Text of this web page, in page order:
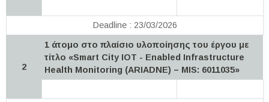
Deadline : 23/03/2026
2
1 άτομο στο πλαίσιο υλοποίησης του έργου με
τίτλο «Smart City IOT - Enabled Infrastructure
Health Monitoring (ARIADNE) – MIS: 6011035»